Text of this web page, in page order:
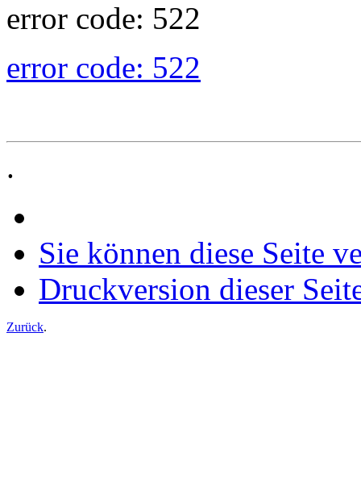
error code: 522
error code: 522
.
Sie können diese Seite
Druckversion dieser
Zurück.